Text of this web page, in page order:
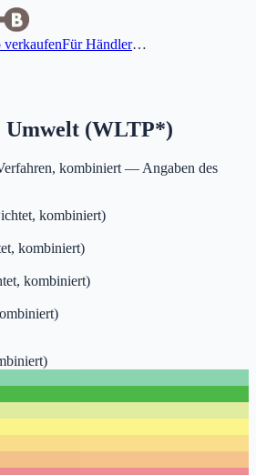
verkaufenFür Händler…
(WLTP*)
kombiniert — Angaben des
kombiniert)
kombiniert)
kombiniert)